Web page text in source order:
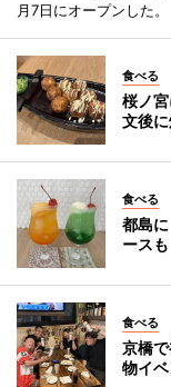
月7日にオープンした。
食べる
桜ノ
文後
食べる
都島
ースも
食べる
京橋
物イ